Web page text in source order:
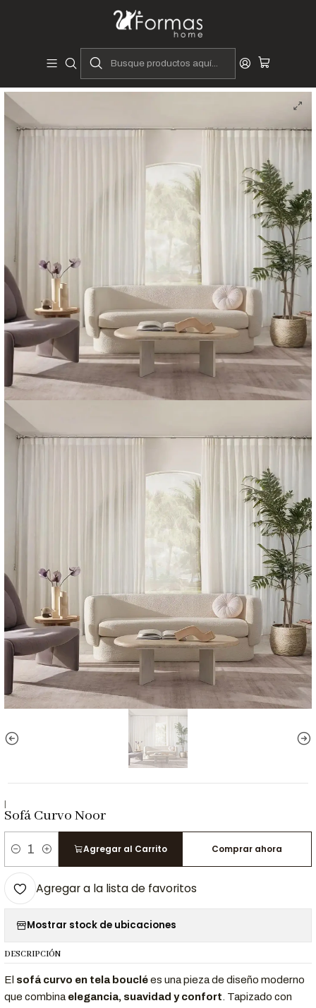
Diseñadores y Fabricantes Peruanos
Sofás y Seccionales
Sofá Curvo Noor
|
Sofá Curvo Noor
Cantidad
Agregar al Carrito Comprar ahora
Agregar a la lista de favoritos
Mostrar stock de ubicaciones
DESCRIPCIÓN
El sofá curvo en tela bouclées una pieza de diseño moderno
que combina elegancia, suavidad y confort . Tapizado con